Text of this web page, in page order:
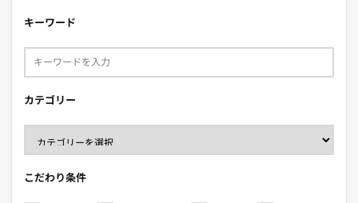
キーワード
カテゴリー
こだわり条件